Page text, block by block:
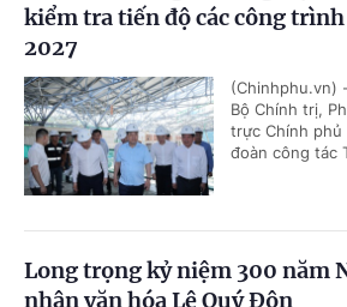
kiểm tra tiến độ các công trình
2027
(Chinhphu.vn)
Bộ Chính trị,
trực Chính phủ
đoàn công tác
Long trọng kỷ niệm 300 năm
nhân văn hóa Lê Quý Đôn